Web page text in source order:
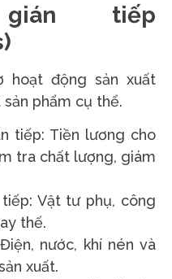
tiếp
hoạt động sản xuất
phẩm cụ thể.
tiếp: Tiền lương cho
tra chất lượng, giám
Vật tư phụ, công
thế.
nước, khí nén và
xuất.